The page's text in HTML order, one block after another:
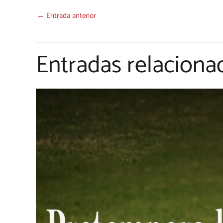
← Entrada anterior
Entradas